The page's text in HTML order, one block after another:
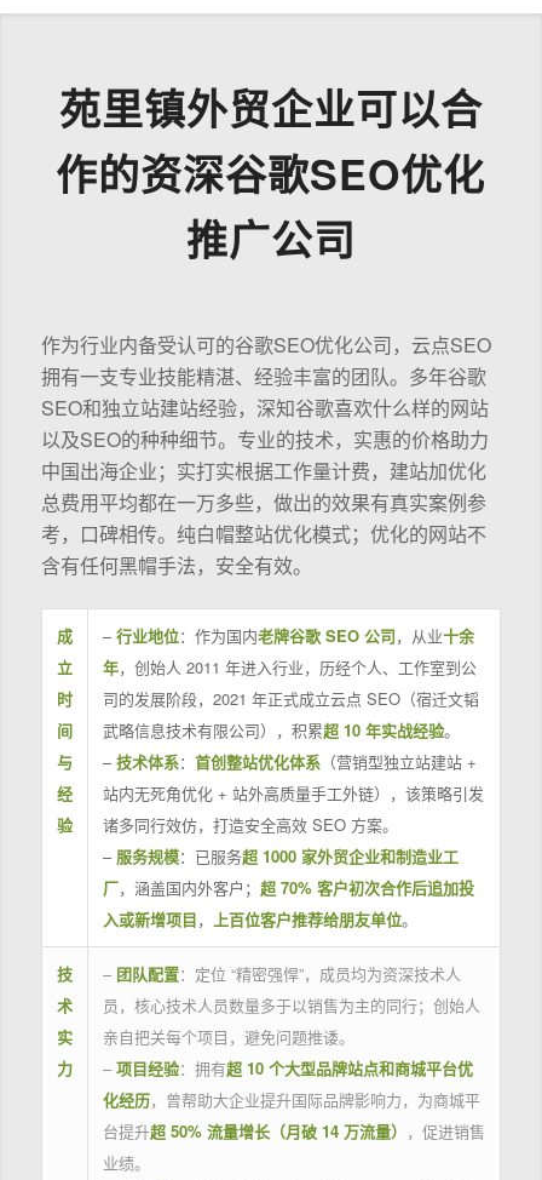
苑里镇外贸企业可以合
作的资深谷歌SEO优化
推广公司
作为行业内备受认可的谷歌SEO优化公司，云点SEO
拥有一支专业技能精湛、经验丰富的团队。多年谷歌
SEO和独立站建站经验，深知谷歌喜欢什么样的网站
以及SEO的种种细节。专业的技术，实惠的价格助力
中国出海企业；实打实根据工作量计费，建站加优化
总费用平均都在一万多些，做出的效果有真实案例参
考，口碑相传。纯白帽整站优化模式；优化的网站不
含有任何黑帽手法，安全有效。
成
立
时
间
与
经
验
–行业地位：作为国内老牌谷歌 SEO 公司，从业十余
年，创始人 2011 年进入行业，历经个人、工作室到公
司的发展阶段，2021 年正式成立云点 SEO（宿迁文韬
武略信息技术有限公司），积累超 10 年实战经验。
–技术体系： 首创整站优化体系（营销型独立站建站 +
站内无死角优化 + 站外高质量手工外链），该策略引发
诸多同行效仿，打造安全高效 SEO 方案。
– 服务规模：已服务超 1000 家外贸企业和制造业工
厂，涵盖国内外客户； 超 70% 客户初次合作后追加投
入或新增项目， 上百位客户推荐给朋友单位。
技
术
实
力
– 团队配置：定位 “精密强悍”，成员均为资深技术人
员，核心技术人员数量多于以销售为主的同行；创始人
亲自把关每个项目，避免问题推诿。
– 项目经验：拥有超 10 个大型品牌站点和商城平台优
化经历，曾帮助大企业提升国际品牌影响力，为商城平
台提升超 50% 流量增长（月破 14 万流量） ，促进销售
业绩。